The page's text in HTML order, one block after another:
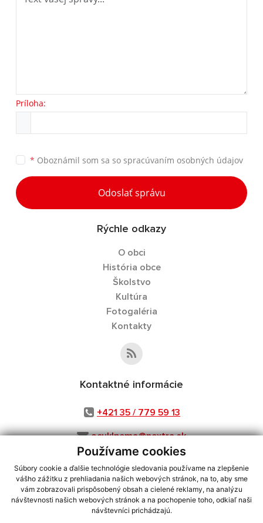
Používame cookies
Súbory cookie a ďalšie technológie sledovania používame na zlepšenie
vášho zážitku z prehliadania našich webových stránok, na to, aby sme
vám zobrazovali prispôsobený obsah a cielené reklamy, na analýzu
návštevnosti našich webových stránok a na pochopenie toho, odkiaľ naši
návštevníci prichádzajú.
Príloha:
* Oboznámil som sa so spracúvaním osobných údajov
Odoslať správu
Rýchle odkazy
O obci
História obce
Školstvo
Kultúra
Fotogaléria
Kontakty
Kontaktné informácie
+421 35 / 779 59 13
ocuklnema@nextra.sk
využite možnosť získavania aktuálnych informácií s využitím RSS
CMS systém (redakčný) systém ECHELON 2,Mapa stránok,web portál
webex.digital, s.r.o.,domény,registrácia domény